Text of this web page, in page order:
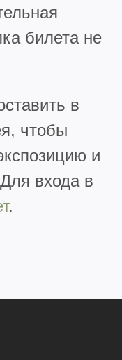
билета не
в
чтобы
и
входа в
.